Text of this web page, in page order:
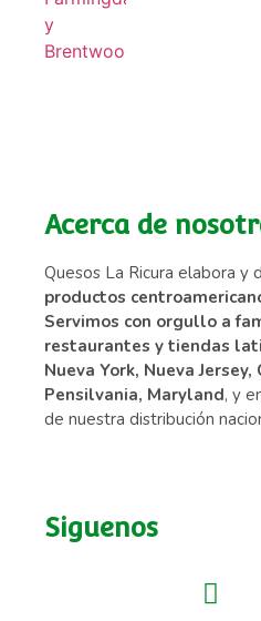
Acerca de
Quesos La Ricura elabora y
productos
Servimos con orgullo a
restaurantes y tiendas
Nueva York, Nueva Jersey,
Pensilvania, Maryland, y
de nuestra distribución
Siguenos